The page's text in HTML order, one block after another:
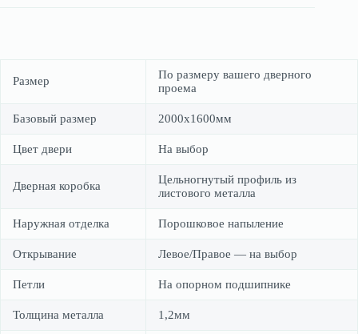
Размер
По размеру вашего дверного
проема
Базовый размер 2000х1600мм
Цвет двери На выбор
Дверная коробка
Цельногнутый профиль из
листового металла
Наружная отделка Порошковое напыление
Открывание Левое/Правое — на выбор
Петли На опорном подшипнике
Толщина металла 1,2мм